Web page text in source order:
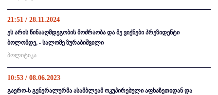
21:51 / 28.11.2024
ეს არის წინააღმდეგობის მოძრაობა და მე ვიქნები პრეზიდენტი
ბოლომდე, - სალომე ზურაბიშვილი
პოლიტიკა
10:53 / 08.06.2023
გაერო-ს გენერალურმა ასამბლეამ ოკუპირებული აფხაზეთიდან და